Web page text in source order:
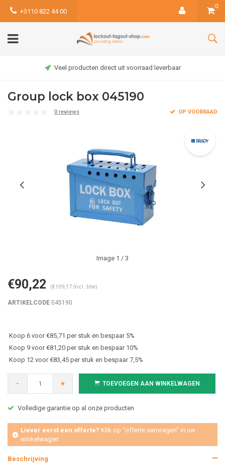
+3110 822 44 00
0
Veel producten direct uit voorraad leverbaar
Group lock box 045190
0 reviews OP VOORRAAD
Image 1 / 3
€90,22 (€109,17 Incl. btw)
ARTIKELCODE 045190
Koop 6 voor €85,71 per stuk en bespaar 5%
Koop 9 voor €81,20 per stuk en bespaar 10%
Koop 12 voor €83,45 per stuk en bespaar 7,5%
- + TOEVOEGEN AAN WINKELWAGEN
Volledige garantie op al onze producten
Liever eerst een offerte? Klik op "offerte aanvragen" in uw
winkelwagen
Beschrijving